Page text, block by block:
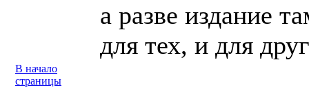
а разве издание
для тех, и для
В начало
страницы